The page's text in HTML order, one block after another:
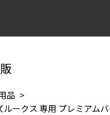
品
ルークス 専用 プレミアム